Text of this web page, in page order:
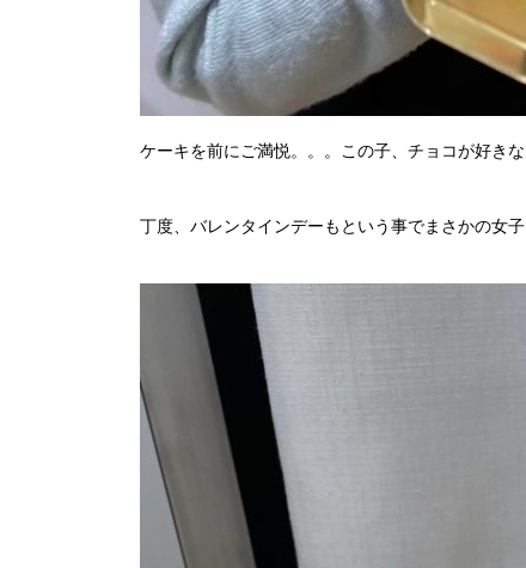
ケーキを前にご満悦。。。この子、チョコが好き
丁度、バレンタインデーもという事でまさかの女